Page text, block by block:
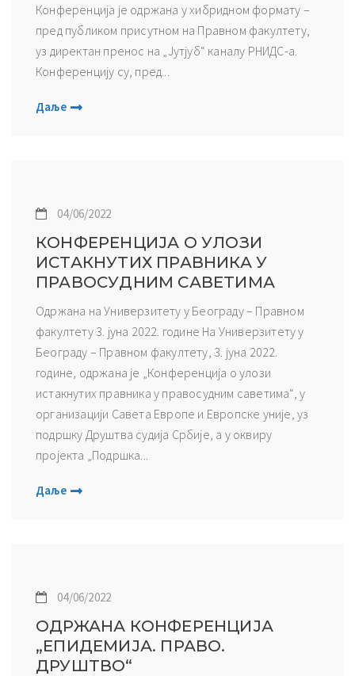
Конференција је одржана у хибридном формату –
пред публиком присутном на Правном факултету,
уз директан пренос на „Јутјуб“ каналу РНИДС-а.
Конференцију су, пред...
Даље
04/06/2022
КОНФЕРЕНЦИЈА О УЛОЗИ
ИСТАКНУТИХ ПРАВНИКА У
ПРАВОСУДНИМ САВЕТИМА
Одржана на Универзитету у Београду – Правном
факултету 3. јуна 2022. године На Универзитету у
Београду – Правном факултету, 3. јуна 2022.
године, одржана је „Конференција о улози
истакнутих правника у правосудним саветима“, у
организацији Савета Европе и Европске уније, уз
подршку Друштва судија Србије, а у оквиру
пројекта „Подршка...
Даље
04/06/2022
ОДРЖАНА КОНФЕРЕНЦИЈА
„ЕПИДЕМИЈА. ПРАВО.
ДРУШТВО“